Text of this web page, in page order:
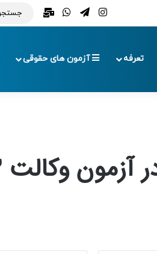
اینستاگرام
تلگرامواتس آپ
ایمیل
تعرفه آزمون های حقوقی
وکالت 1403